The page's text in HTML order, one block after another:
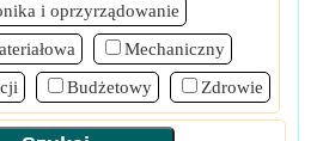
i oprzyrządowanie
Mechaniczny
Budżetowy Zdrowie